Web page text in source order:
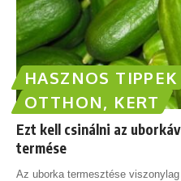
HASZNOS TIPPEK
OTTHON, KERT
Ezt kell csinálni az
termése
Az uborka termesztése